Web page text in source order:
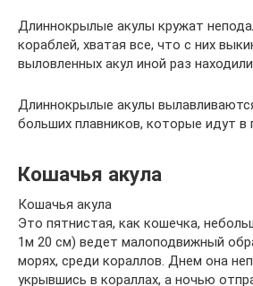
Длиннокрылые акулы кружат
кораблей, хватая все, что с них
выловленных акул иной раз
Длиннокрылые акулы
больших плавников, которые идут в
Кошачья акула
Кошачья акула
Это пятнистая, как кошечка,
1м 20 см) ведет малоподвижный
морях, среди кораллов. Днем она
укрывшись в кораллах, а ночью